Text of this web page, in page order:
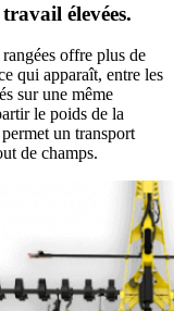
élevées.
offre plus de
qui apparaît, entre les
sur une même
le poids de la
un transport
de champs.